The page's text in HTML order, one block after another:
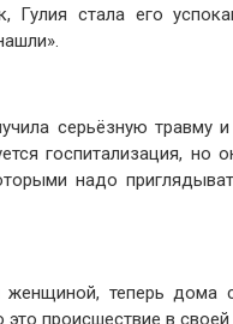
Гулия стала его
серьёзную травму
госпитализация, но
надо
женщиной, теперь дома
происшествие в